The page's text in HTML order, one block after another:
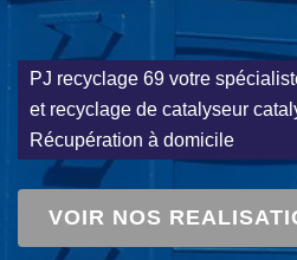
PJ recyclage 69 votre
et recyclage de catalyseur
Récupération à domicile
VOIR NOS